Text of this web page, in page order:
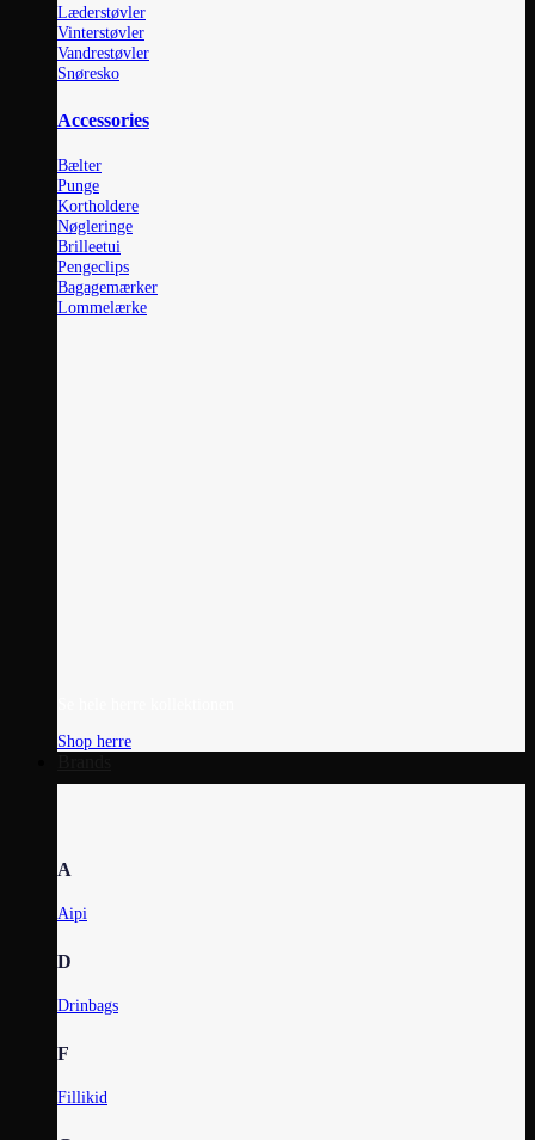
Læderstøvler
Vinterstøvler
Vandrestøvler
Snøresko
Accessories
Bælter
Punge
Kortholdere
Nøgleringe
Brilleetui
Pengeclips
Bagagemærker
Lommelærke
Shop herre
A
Aipi
D
Drinbags
F
Fillikid